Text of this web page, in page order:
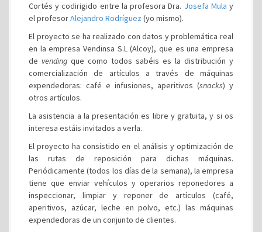
Cortés y codirigido entre la profesora Dra. Josefa Mula y
el profesorAlejandro Rodríguez (yo mismo).
El proyecto se ha realizado con datos y problemática real
en la empresa Vendinsa S.L (Alcoy), que es una empresa
de vending que como todos sabéis es la distribución y
comercialización de artículos a través de máquinas
expendedoras: café e infusiones, aperitivos (snacks) y
otros artículos.
La asistencia a la presentación es libre y gratuita, y si os
interesa estáis invitados a verla.
El proyecto ha consistido en el análisis y optimización de
las rutas de reposición para dichas máquinas.
Periódicamente (todos los días de la semana), la empresa
tiene que enviar vehículos y operarios reponedores a
inspeccionar, limpiar y reponer de artículos (café,
aperitivos, azúcar, leche en polvo, etc.) las máquinas
expendedoras de un conjunto de clientes.